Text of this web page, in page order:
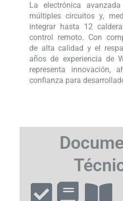
La electrónica
múltiples circuitos y,
integrar hasta 12
control remoto. Con
de alta calidad y el
años de experiencia de
representa innovación,
confianza para